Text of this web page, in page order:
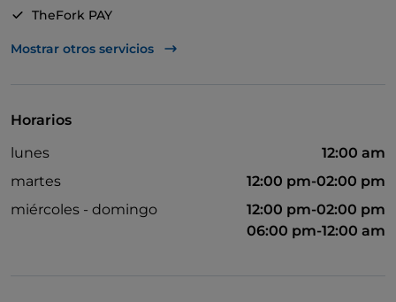
TheFork PAY
UnionPay via TheFork PAY
Se habla inglés
Mostrar otros servicios
Horarios
lunes
12:00 am
martes
12:00 pm-02:00 pm
miércoles - domingo
12:00 pm-02:00 pm
06:00 pm-12:00 am